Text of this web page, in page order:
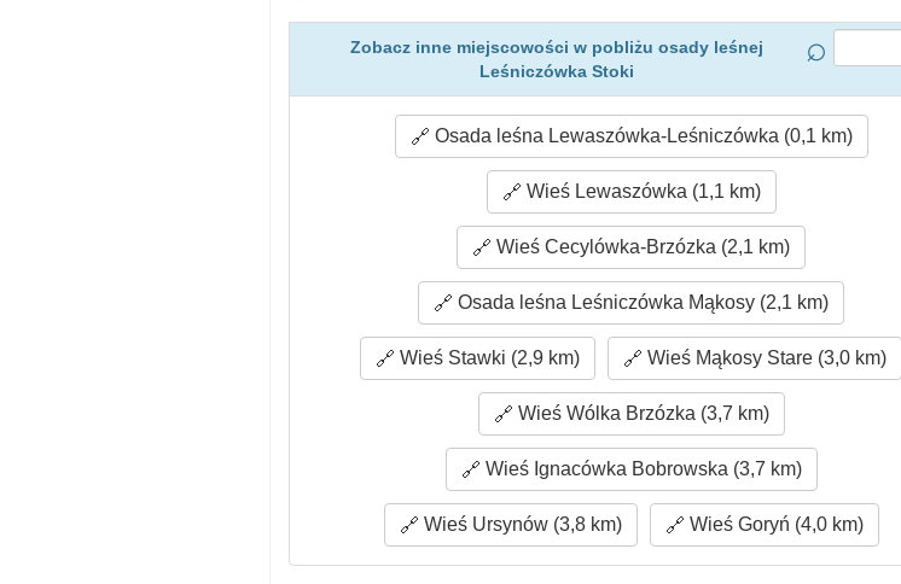
Zobacz inne miejscowości w pobliżu osady leśnej
Leśniczówka Stoki
Osada leśna Lewaszówka-Leśniczówka (0,1 km)
Wieś Lewaszówka (1,1 km)
Wieś Cecylówka-Brzózka (2,1 km)
Osada leśna Leśniczówka Mąkosy (2,1 km)
Wieś Stawki (2,9 km) Wieś Mąkosy Stare (3,0 km)
Wieś Wólka Brzózka (3,7 km)
Wieś Ignacówka Bobrowska (3,7 km)
Wieś Ursynów (3,8 km) Wieś Goryń (4,0 km)